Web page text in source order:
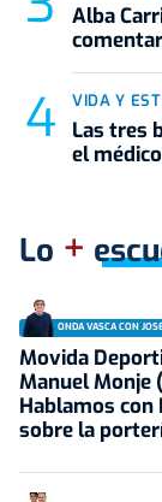
Alba
VIDA Y
Las tres
el
Lo +
ONDA VASCA CON
Movida
Manuel
Hablamos con
sobre la